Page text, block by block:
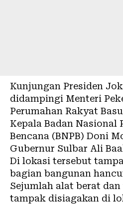
Kunjungan Presiden
didampingi Menteri
Perumahan Rakyat
Kepala Badan Nasional
Bencana (BNPB) Doni
Gubernur Sulbar Ali
Di lokasi tersebut
bagian bangunan
Sejumlah alat berat
tampak disiagakan di